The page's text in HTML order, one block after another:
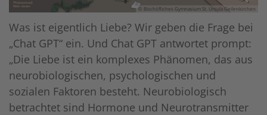
© Bischöfliches Gymnasium St. Ursula Geilenkirchen
Was ist eigentlich Liebe? Wir geben die Frage bei
„Chat GPT“ ein. Und Chat GPT antwortet prompt:
„Die Liebe ist ein komplexes Phänomen, das aus
neurobiologischen, psychologischen und
sozialen Faktoren besteht. Neurobiologisch
betrachtet sind Hormone und Neurotransmitter